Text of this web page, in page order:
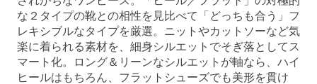
な２タイプの靴との相性を見比べて「どっちも合う」フ
レキシブルなタイプを厳選。ニットやカットソーなど気
楽に着られる素材を、細身シルエットでそぎ落としてス
マート化。ロング＆リーンなシルエットが軸なら、ハイ
ヒールはもちろん、フラットシューズでも美形を貫け